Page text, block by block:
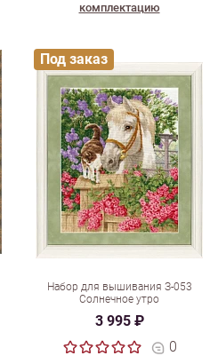
комплектацию
Набор для вышивания З-053
Солнечное утро
3 995 ₽
0
Под заказ